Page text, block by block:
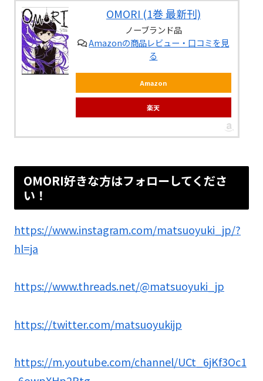
OMORI (1巻 最新刊)
ノーブランド品
Amazonの商品レビュー・口コミを見
る
Amazon
楽天
OMORI好きな方はフォローしてくださ
い！
https://www.instagram.com/matsuoyuki_jp/?
hl=ja
https://www.threads.net/@matsuoyuki_jp
https://twitter.com/matsuoyukijp
https://m.youtube.com/channel/UCt_6jKf3Oc1